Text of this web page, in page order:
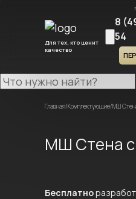
Для тех, кто ценит
качество
8
54
Главная/Комплектующие/МШ
МШ Стена
Бесплатно